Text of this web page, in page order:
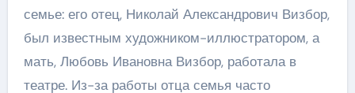
семье: его отец, Николай Александрович Визбор,
был известным художником-иллюстратором, а
мать, Любовь Ивановна Визбор, работала в
театре. Из-за работы отца семья часто